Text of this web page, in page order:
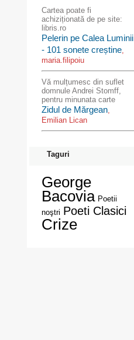
Cartea poate fi
achiziționată de pe site:
libris.ro
Pelerin pe Calea Luminii
- 101 sonete creștine,
maria.filipoiu
Vă mulțumesc din suflet
domnule Andrei Stomff,
pentru minunata carte
Zidul de Mărgean,
Emilian Lican
Taguri
George
Bacovia Poetii
noştri Poeti Clasici
Crize